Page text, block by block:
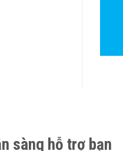
sàng hỗ trợ bạn